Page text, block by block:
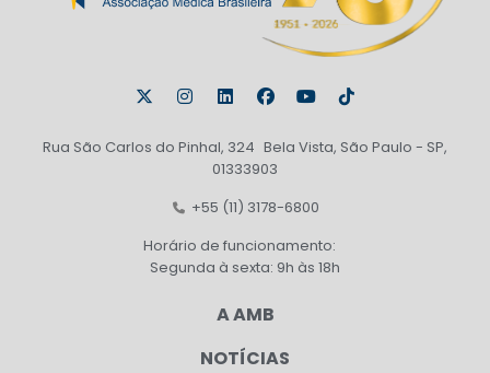
Rua São Carlos do Pinhal, 324 Bela Vista, São Paulo - SP,
01333903
+55 (11) 3178-6800
Horário de funcionamento:
Segunda à sexta: 9h às 18h
A AMB
NOTÍCIAS